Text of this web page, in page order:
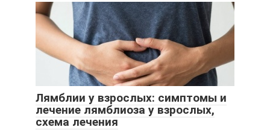
Лямблии у взрослых: симптомы и
лечение лямблиоза у взрослых,
схема лечения